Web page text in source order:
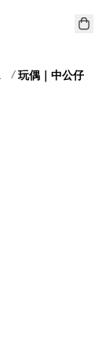
/ 玩偶｜中公仔